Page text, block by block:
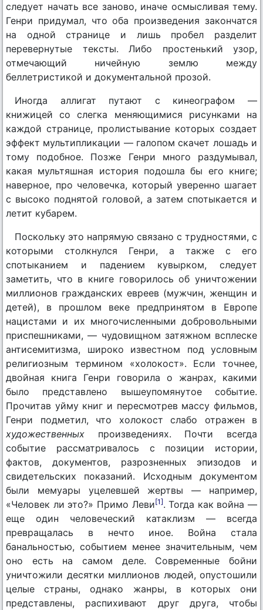
следует начать все заново, иначе осмысливая тему.
Генри придумал, что оба произведения закончатся
на одной странице и лишь пробел разделит
перевернутые тексты. Либо простенький узор,
отмечающий ничейную землю между
беллетристикой и документальной прозой.
Иногда аллигат путают с кинеографом —
книжицей со слегка меняющимися рисунками на
каждой странице, пролистывание которых создает
эффект мультипликации — галопом скачет лошадь и
тому подобное. Позже Генри много раздумывал,
какая мультяшная история подошла бы его книге;
наверное, про человечка, который уверенно шагает
с высоко поднятой головой, а затем спотыкается и
летит кубарем.
Поскольку это напрямую связано с трудностями, с
которыми столкнулся Генри, а также с его
спотыканием и падением кувырком, следует
заметить, что в книге говорилось об уничтожении
миллионов гражданских евреев (мужчин, женщин и
детей), в прошлом веке предпринятом в Европе
нацистами и их многочисленными добровольными
приспешниками, — чудовищном затяжном всплеске
антисемитизма, широко известном под условным
религиозным термином «холокост». Если точнее,
двойная книга Генри говорила о жанрах, какими
было представлено вышеупомянутое событие.
Прочитав уйму книг и пересмотрев массу фильмов,
Генри подметил, что холокост слабо отражен в
художественных произведениях. Почти всегда
событие рассматривалось с позиции истории,
фактов, документов, разрозненных эпизодов и
свидетельских показаний. Исходным документом
были мемуары уцелевшей жертвы — например,
«Человек ли это?» Примо Леви[1]. Тогда как война —
еще один человеческий катаклизм — всегда
превращалась в нечто иное. Война стала
банальностью, событием менее значительным, чем
оно есть на самом деле. Современные бойни
уничтожили десятки миллионов людей, опустошили
целые страны, однако жанры, в которых они
представлены, распихивают друг друга, чтобы